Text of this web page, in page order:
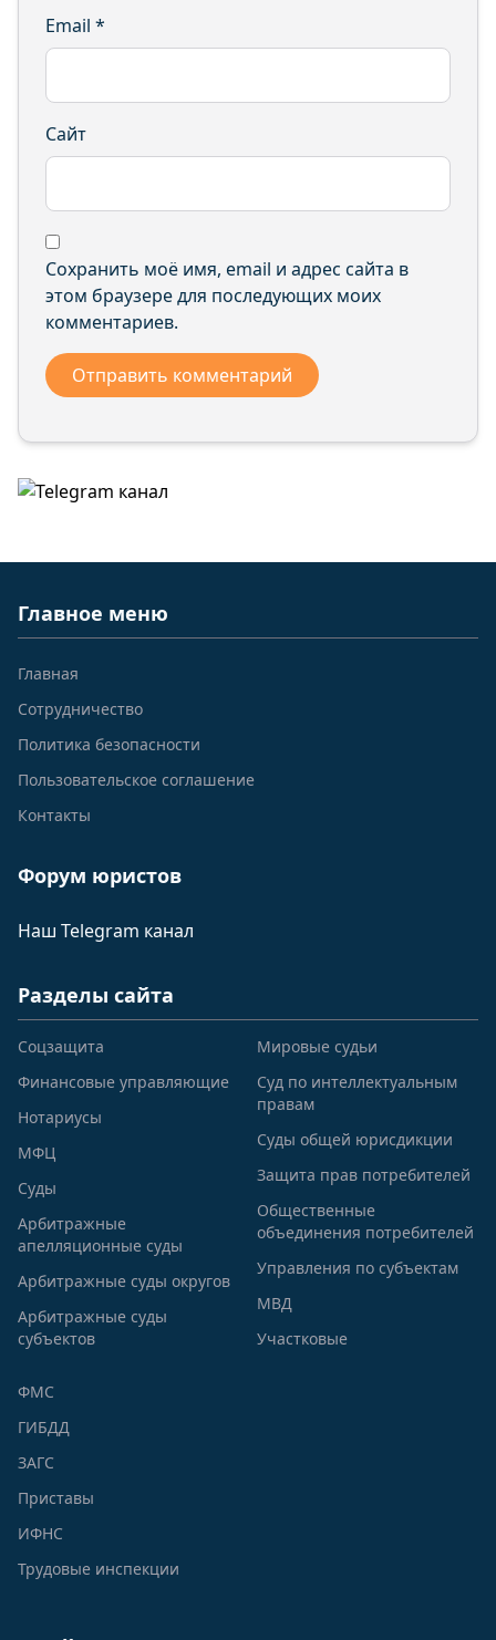
Email *
Сайт
Сохранить моё имя, email и адрес сайта в
этом браузере для последующих моих
комментариев.
Главное меню
Главная
Сотрудничество
Политика безопасности
Пользовательское соглашение
Контакты
Форум юристов
Наш Telegram канал
Разделы сайта
Соцзащита
Финансовые управляющие
Нотариусы
МФЦ
Суды
Арбитражные
апелляционные суды
Арбитражные суды округов
Арбитражные суды
субъектов
Мировые судьи
Суд по интеллектуальным
правам
Суды общей юрисдикции
Защита прав потребителей
Общественные
объединения потребителей
Управления по субъектам
МВД
Участковые
ФМС
ГИБДД
ЗАГС
Приставы
ИФНС
Трудовые инспекции